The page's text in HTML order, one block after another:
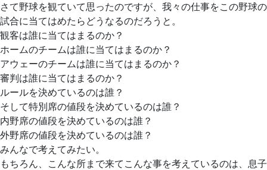
さて野球を観ていて思ったのですが、我々の仕事をこの野球の
試合に当てはめたらどうなるのだろうと。
観客は誰に当てはまるのか？
ホームのチームは誰に当てはまるのか？
アウェーのチームは誰に当てはまるのか？
審判は誰に当てはまるのか？
ルールを決めているのは誰？
そして特別席の値段を決めているのは誰？
内野席の値段を決めているのは誰？
外野席の値段を決めているのは誰？
みんなで考えてみたい。
もちろん、こんな所まで来てこんな事を考えているのは、息子